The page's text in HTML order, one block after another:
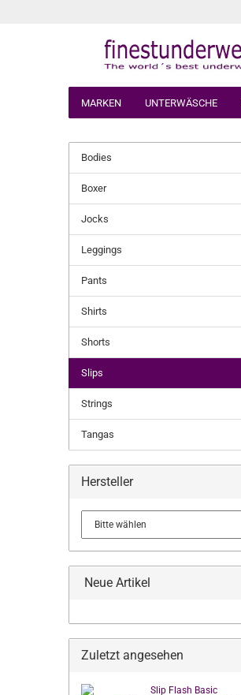
MARKEN UNTERWÄSCHE
Bodies
Boxer
Jocks
Leggings
Pants
Shirts
Shorts
Slips
Strings
Tangas
Hersteller
Neue Artikel
Zuletzt angesehen